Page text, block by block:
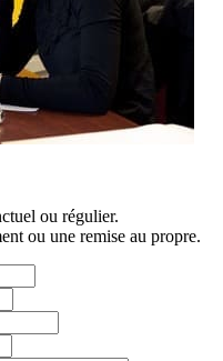
ou régulier.
ou une remise au propre.